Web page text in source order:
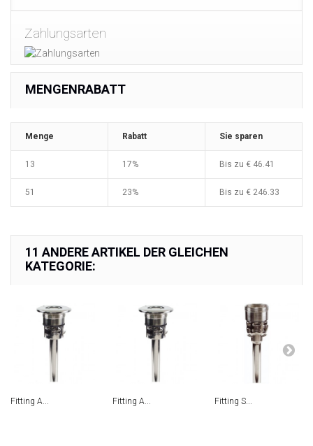
Zahlungsarten
MENGENRABATT
Menge Rabatt Sie sparen
13 17% Bis zu € 46.41
51 23% Bis zu € 246.33
11 ANDERE ARTIKEL DER GLEICHEN
KATEGORIE:
Fitting A... Fitting A... Fitting S...